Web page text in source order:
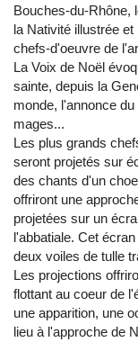
Bouches-du-Rhône,
la Nativité illustrée
chefs-d'oeuvre de
La Voix de Noël
sainte, depuis la
monde, l'annonce
mages...
Les plus grands
seront projetés sur
des chants d'un
offriront une
projetées sur un
l'abbatiale. Cet
deux voiles de tulle
Les projections
flottant au coeur de
une apparition, une
lieu à l'approche de